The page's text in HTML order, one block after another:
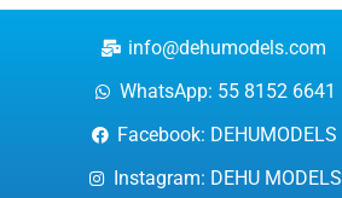
info@dehumodels.com
WhatsApp: 55 8152 6641
Facebook: DEHUMODELS
Instagram: DEHU MODELS